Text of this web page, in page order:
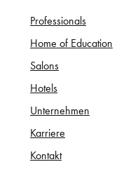
Professionals
Home of Education
Salons
Hotels
Unternehmen
Karriere
Kontakt